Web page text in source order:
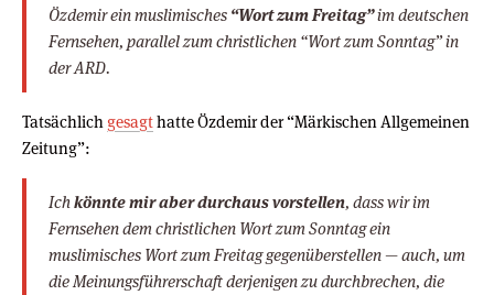
Özdemir ein muslimisches “Wort zum Freitag”im deutschen
Fernsehen, parallel zum christlichen “Wort zum Sonntag” in
der ARD.
Tatsächlich gesagthatte Özdemir der “Märkischen Allgemeinen
Zeitung”:
Ichkönnte mir aber durchaus vorstellen, dass wir im
Fernsehen dem christlichen Wort zum Sonntag ein
muslimisches Wort zum Freitag gegenüberstellen — auch, um
die Meinungsführerschaft derjenigen zu durchbrechen, die